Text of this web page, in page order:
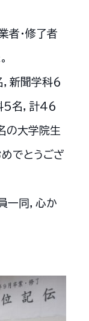
者・修了者
新聞学科６
名，計４６
の大学院生
めでとうござ
一同，心か